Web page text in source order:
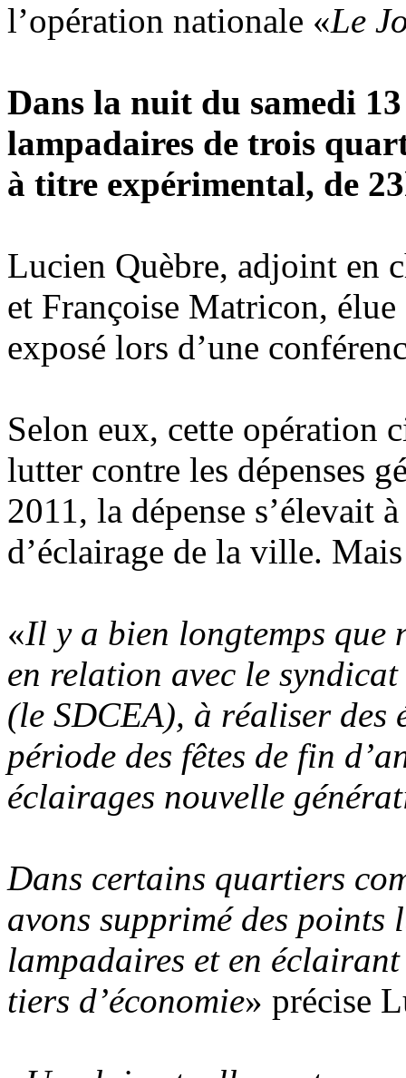
l’opération nationale «Le
Dans la nuit du samedi
lampadaires de trois
à titre expérimental, de
Lucien Quèbre, adjoint en
et Françoise Matricon,
exposé lors d’une
Selon eux, cette opération
lutter contre les dépenses
2011, la dépense s’élevait
d’éclairage de la ville.
«Il y a bien longtemps que
en relation avec le
(le SDCEA), à réaliser des
période des fêtes de fin
éclairages nouvelle
Dans certains quartiers
avons supprimé des points
lampadaires et en
tiers d’économie» précise